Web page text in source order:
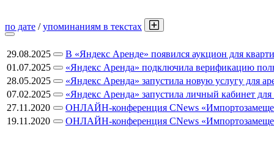
по дате /упоминаниям в текстах
29.08.2025
В «Яндекс Аренде» появился аукцион для
01.07.2025
«Яндекс Аренда» подключила верификацию
28.05.2025
«Яндекс Аренда» запустила новую услугу для
07.02.2025
«Яндекс Аренда» запустила личный кабинет
27.11.2020
ОНЛАЙН-конференция CNews
19.11.2020
ОНЛАЙН-конференция CNews